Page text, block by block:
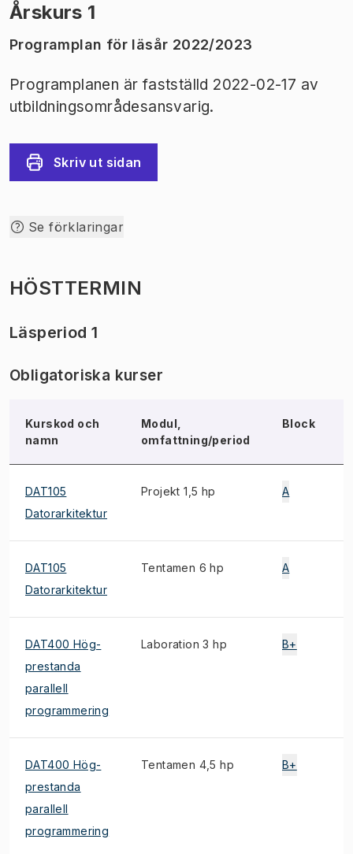
Årskurs 1
Programplan för läsår 2022/2023
Programplanen är fastställd 2022-02-17 av
utbildningsområdesansvarig.
Skriv ut sidan
Se förklaringar
HÖSTTERMIN
Läsperiod 1
Obligatoriska kurser
Kurskod och
namn
Modul,
omfattning/period
Block
DAT105
Datorarkitektur
Projekt 1,5 hp A
DAT105
Datorarkitektur
Tentamen 6 hp A
DAT400 Hög-
prestanda
parallell
programmering
Laboration 3 hp B+
DAT400 Hög-
prestanda
parallell
programmering
Tentamen 4,5 hp B+